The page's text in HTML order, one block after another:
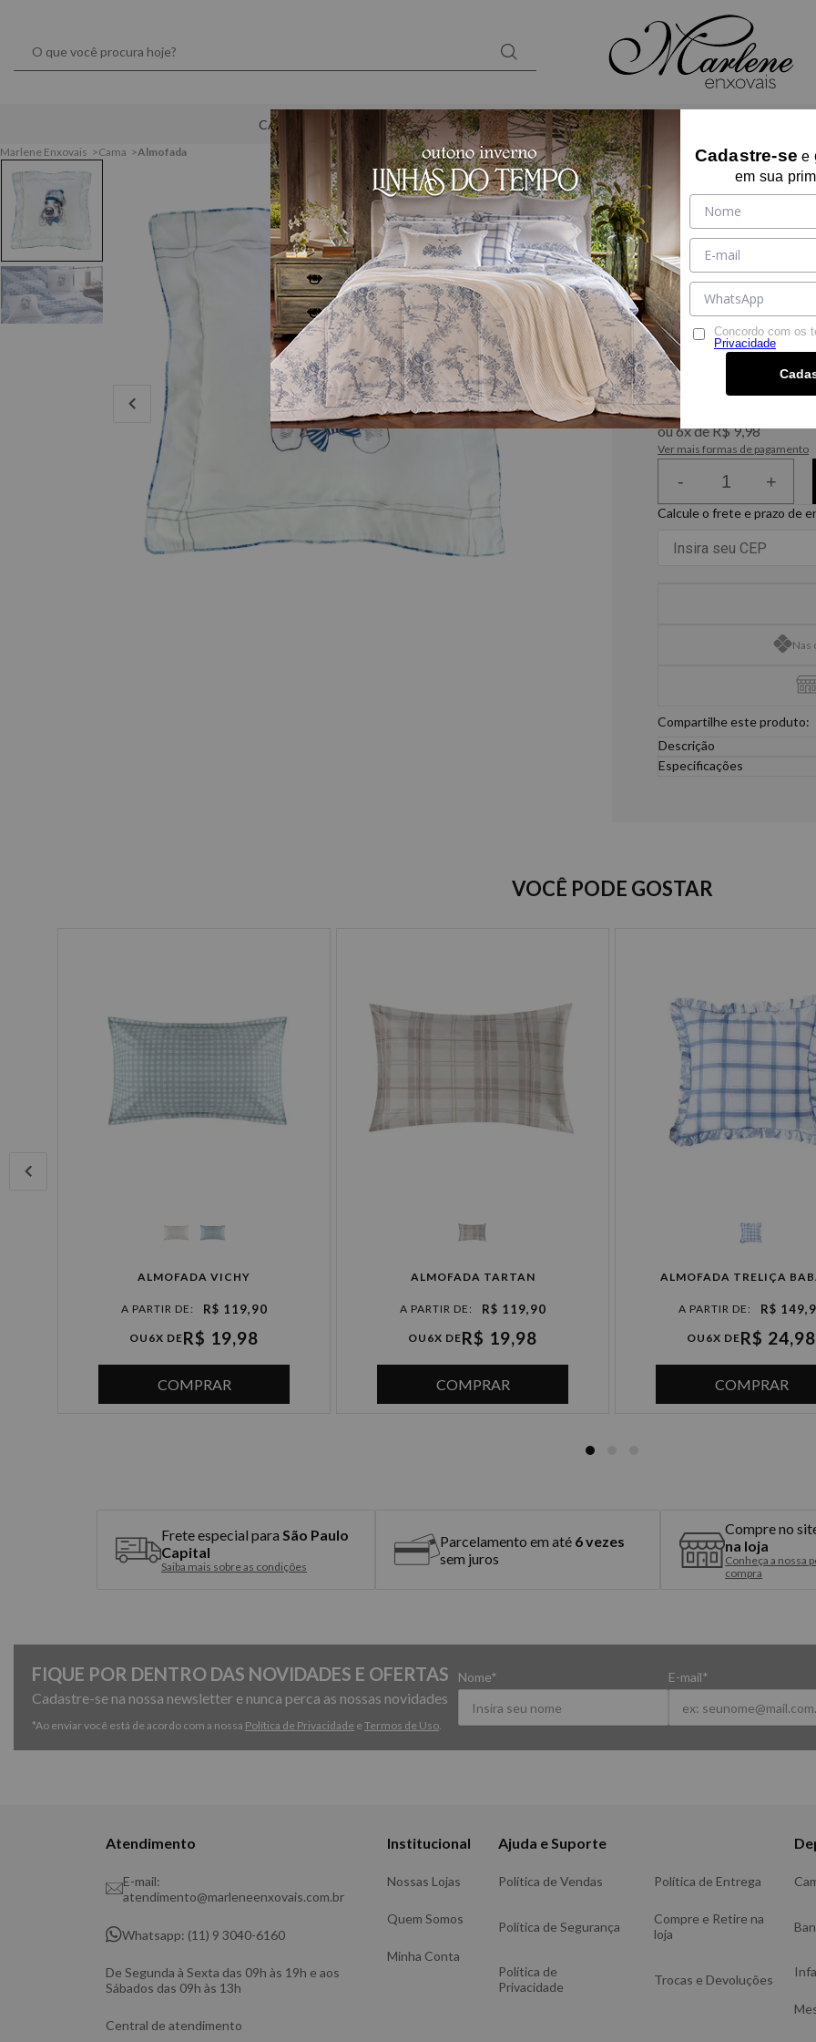
CAMA MESA BANHO KIDS PRESENTES
Marlene Enxovais Cama Almofada
25% OFF
ALMOFADA
10341
Tamanho:U
U
Cor: AZUL
De:R$ 79,90
Por:
ou6xdeR$ 9,98
R$ 56,90
Ver mais formas de pagamento
Opções de Parcelamento
à vista R$ 59,90
2x de R$ 29,95 sem juros
3x de R$ 19,96 sem juros
5x de R$ 11,98 sem juros
- +
Calcule o frete e prazo de
Nas
Compartilhe este produto:
Descrição
Almofada Estampada
Especificações
VOCÊ PODE GOSTAR
ALMOFADA VICHY
R$ 119,90
OU 6X DER$ 19,98
COMPRAR
ALMOFADA TARTAN
R$ 119,90
OU 6X DER$ 19,98
COMPRAR
ALMOFADA TRELIÇA
R$
OU 6X DER$ 24,98
COMPRAR
Frete especial para São Paulo
Capital
Saiba mais sobre as condições
Parcelamento em até 6 vezes
sem juros
Compre no
na loja
Conheça a nossa
compra
FIQUE POR DENTRO DAS NOVIDADES E OFERTAS
Cadastre-se na nossa newsletter e nunca perca as nossas novidades
*Ao enviar você está de acordo com a nossa Política de Privacidade e Termos de Uso.
Nome* E-mail*
Atendimento
E-mail:
atendimento@marleneenxovais.com.br
Whatsapp: (11) 9 3040-6160
De Segunda à Sexta das 09h às 19h e aos
Sábados das 09h às 13h
Central de atendimento
Institucional
Nossas Lojas
Quem Somos
Minha Conta
Ajuda e Suporte
Política de Vendas Política de Entrega
Política de Segurança
Compre e Retire na
loja
Política de
Privacidade
Trocas e Devoluções
Cadastre-se e
em sua
Concordo com os
Privacidade